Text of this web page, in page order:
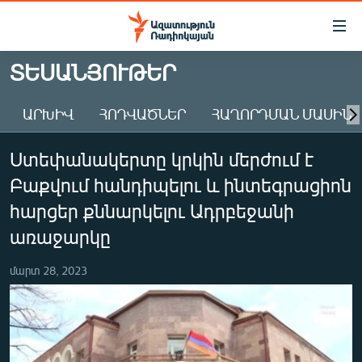
Մատչելիության
Անցնել
հիմնական
Անցնել
հիմնական
մենյուին
Որոնում
ԱԶԱՏՈՒԹՅՈՒՆ TV
ՀԱՅԱՍՏԱՆ
ԸՆՏՐՈՒԹՅՈՒՆՆԵՐ 2026
ԻՐԱՎՈՒՆՔ
ՀԱՍԱՐԱԿՈՒԹՅՈՒՆ
ՂԱՐԱԲԱՂ
ՊԱՏԵՐԱԶՄԻ 6 ՇԱԲԱԹՆԵՐԸ
ՏԱՐԱԾԱՇՐՋԱՆ
ՏԵՍԱՆՅՈՒԹԵՐ
ԱՐԽԻՎ ՀՈԴՎԱԾՆԵՐ ՀԱՂՈՐԴՄԱՆ ՄԱՍԻՆ
Ստեփանակերտը կրկին մերժում է
Բաքվում հանդիպելու և ինտեգրացիոն
հարցեր քննարկելու Ադրբեջանի
առաջարկը
մարտ 28, 2023